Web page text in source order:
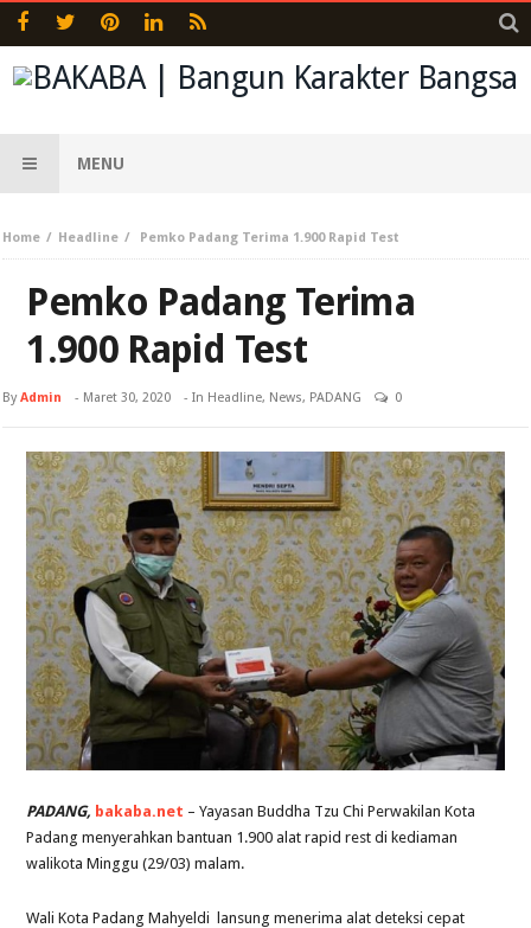
MENU
Home Headline Pemko Padang Terima 1.900 Rapid Test
Pemko Padang Terima
1.900 Rapid Test
ByAdmin - Maret 30, 2020 - In Headline, News, PADANG 0
PADANG, bakaba.net – Yayasan Buddha Tzu Chi Perwakilan Kota
Padang menyerahkan bantuan 1.900 alat rapid rest di kediaman
walikota Minggu (29/03) malam.
Wali Kota Padang Mahyeldi lansung menerima alat deteksi cepat